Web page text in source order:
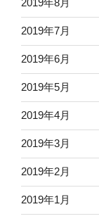
2019年8月
2019年7月
2019年6月
2019年5月
2019年4月
2019年3月
2019年2月
2019年1月